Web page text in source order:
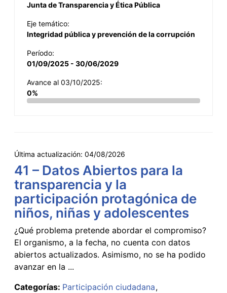
Junta de Transparencia y Ética Pública
Eje temático:
Integridad pública y prevención de la corrupción
Período:
01/09/2025 - 30/06/2029
Avance al 03/10/2025:
0%
Última actualización: 04/08/2026
41 – Datos Abiertos para la
transparencia y la
participación protagónica de
niños, niñas y adolescentes
¿Qué problema pretende abordar el compromiso?
El organismo, a la fecha, no cuenta con datos
abiertos actualizados. Asimismo, no se ha podido
avanzar en la ...
Categorías: Participación ciudadana